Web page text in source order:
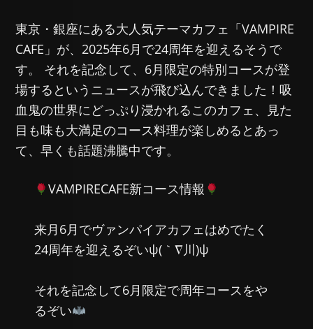
東京・銀座にある大人気テーマカフェ「VAMPIRE
CAFE」が、2025年6月で24周年を迎えるそうで
す。 それを記念して、6月限定の特別コースが登
場するというニュースが飛び込んできました！吸
血鬼の世界にどっぷり浸かれるこのカフェ、見た
目も味も大満足のコース料理が楽しめるとあっ
て、早くも話題沸騰中です。
VAMPIRECAFE新コース情報
来月6月でヴァンパイアカフェはめでたく
24周年を迎えるぞいψ(｀∇川)ψ
それを記念して6月限定で周年コースをや
るぞい